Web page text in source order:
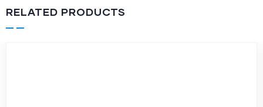
RELATED PRODUCTS